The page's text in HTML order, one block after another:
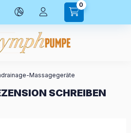
0
Massagegeräte
SCHREIBEN